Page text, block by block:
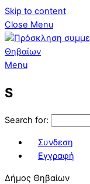
Skip to content
Close Menu
Menu
S
Search for:
Συνδεση
Εγγραφή
Δήμος Θηβαίων